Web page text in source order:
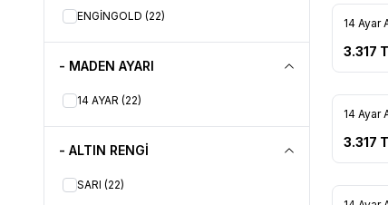
ENGİNGOLD (22)
- MADEN AYARI
14 AYAR (22)
- ALTIN RENGİ
SARI (22)
14 Ayar
3.317
14 Ayar
3.317